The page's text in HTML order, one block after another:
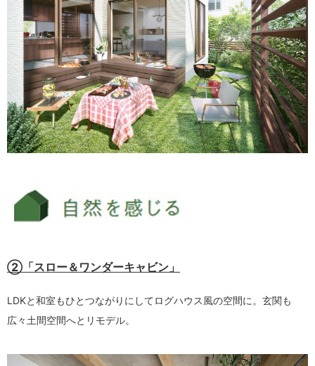
②「スロー＆ワンダーキャビン」
LDKと和室もひとつながりにしてログハウス風の空間に。玄関も
広々土間空間へとリモデル。